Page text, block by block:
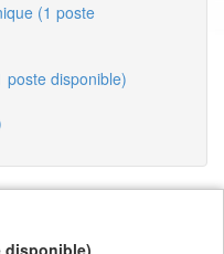
(1 poste
poste disponible)